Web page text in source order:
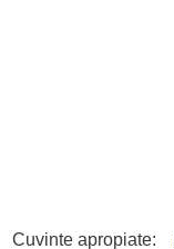
Cuvinte apropiate: